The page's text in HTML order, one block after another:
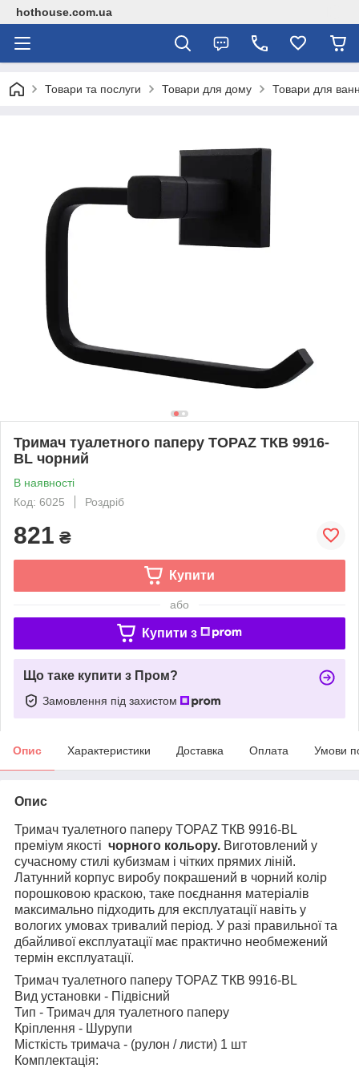
hothouse.com.ua
Товари та послуги Товари для дому Товари для
Тримач туалетного паперу TOPAZ TКВ 9916-
BL чорний
В наявності
Код: 6025
Роздріб
821 ₴
Купити
або
Купити з
Що таке купити з Пром?
Замовлення під захистом
Опис Характеристики Доставка Оплата Умови
Опис
Тримач туалетного паперу TOPAZ TКВ 9916-BL
преміум якості чорного кольору. Виготовлений у
сучасному стилі кубизмам і чітких прямих ліній.
Латунний корпус виробу покрашений в чорний колір
порошковою краскою, таке поєднання матеріалів
максимально підходить для експлуатації навіть у
вологих умовах тривалий період. У разі правильної та
дбайливої експлуатації має практично необмежений
термін експлуатації.
Тримач туалетного паперу TOPAZ TКВ 9916-BL
Вид установки - Підвісний
Тип - Тримач для туалетного паперу
Кріплення - Шурупи
Місткість тримача - (рулон / листи) 1 шт
Комплектація: